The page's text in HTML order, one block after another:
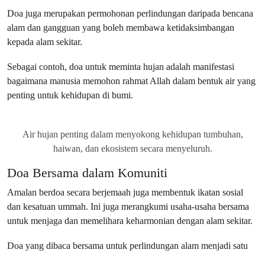
Doa juga merupakan permohonan perlindungan daripada bencana
alam dan gangguan yang boleh membawa ketidaksimbangan
kepada alam sekitar.
Sebagai contoh, doa untuk meminta hujan adalah manifestasi
bagaimana manusia memohon rahmat Allah dalam bentuk air yang
penting untuk kehidupan di bumi.
Air hujan penting dalam menyokong kehidupan tumbuhan,
haiwan, dan ekosistem secara menyeluruh.
Doa Bersama dalam Komuniti
Amalan berdoa secara berjemaah juga membentuk ikatan sosial
dan kesatuan ummah. Ini juga merangkumi usaha-usaha bersama
untuk menjaga dan memelihara keharmonian dengan alam sekitar.
Doa yang dibaca bersama untuk perlindungan alam menjadi satu